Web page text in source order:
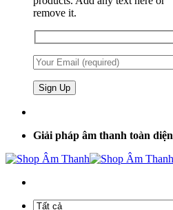
remove it.
Giải pháp âm thanh toàn diện